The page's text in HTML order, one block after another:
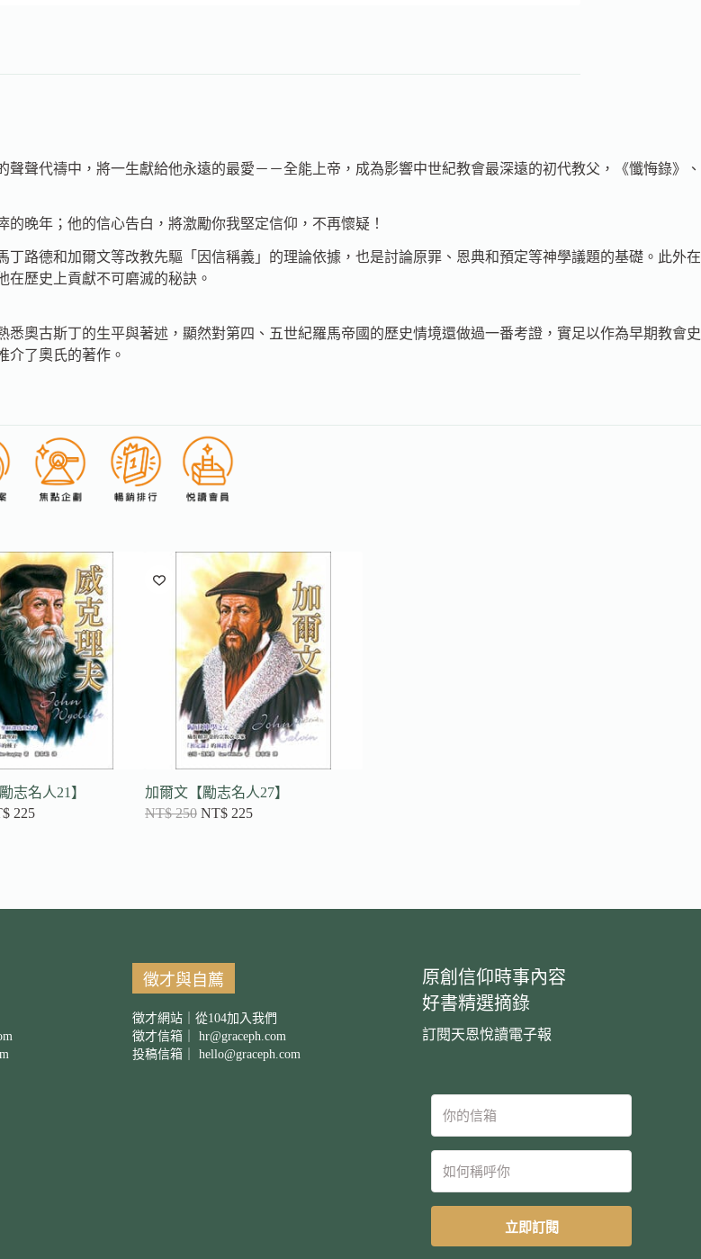
聲代禱中，將一生獻給他永遠的最愛－－全能上帝，成為影響中世紀教會最深遠的初代教父，《懺悔錄》、
晚年；他的信心告白，將激勵你我堅定信仰，不再懷疑！
路德和加爾文等改教先驅「因信稱義」的理論依據，也是討論原罪、恩典和預定等神學議題的基礎。此外在
歷史上貢獻不可磨滅的秘訣。
奧古斯丁的生平與著述，顯然對第四、五世紀羅馬帝國的歷史情境還做過一番考證，實足以作為早期教會史
介了奧氏的著作。
志名人21】
225
加爾文【勵志名人27】
NT$250 NT$225
徵才與自薦
徵才網站｜從104加入我們
徵才信箱｜ hr@graceph.com
投稿信箱｜ hello@graceph.com
原創信仰時事內容
好書精選摘錄
訂閱天恩悅讀電子報
立即訂閱